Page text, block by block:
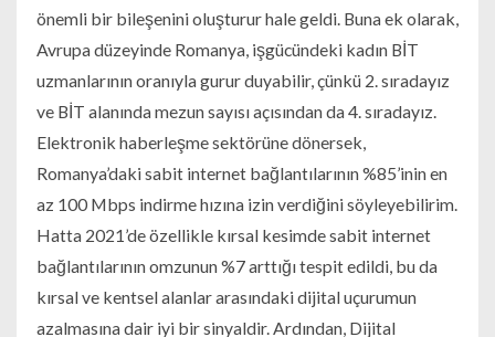
önemli bir bileşenini oluşturur hale geldi. Buna ek olarak,
Avrupa düzeyinde Romanya, işgücündeki kadın BİT
uzmanlarının oranıyla gurur duyabilir, çünkü 2. sıradayız
ve BİT alanında mezun sayısı açısından da 4. sıradayız.
Elektronik haberleşme sektörüne dönersek,
Romanya’daki sabit internet bağlantılarının %85’inin en
az 100 Mbps indirme hızına izin verdiğini söyleyebilirim.
Hatta 2021’de özellikle kırsal kesimde sabit internet
bağlantılarının omzunun %7 arttığı tespit edildi, bu da
kırsal ve kentsel alanlar arasındaki dijital uçurumun
azalmasına dair iyi bir sinyaldir. Ardından, Dijital